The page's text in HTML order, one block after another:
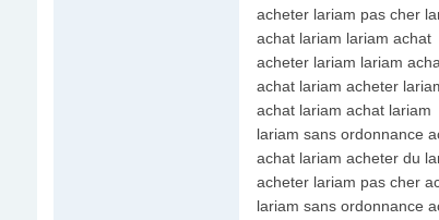
acheter lariam pas cher
achat lariam lariam achat
acheter lariam lariam
achat lariam acheter
achat lariam achat lariam
lariam sans ordonnance
achat lariam acheter du
acheter lariam pas cher
lariam sans ordonnance